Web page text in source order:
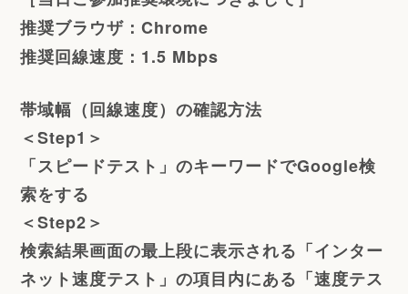
推奨ブラウザ：Chrome
推奨回線速度：1.5 Mbps
帯域幅（回線速度）の確認方法
＜Step1＞
「スピードテスト」のキーワードでGoogle検
索をする
＜Step2＞
検索結果画面の最上段に表示される「インター
ネット速度テスト」の項目内にある「速度テス